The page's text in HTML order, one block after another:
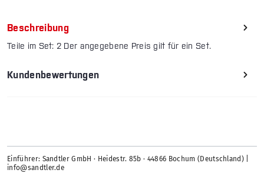
Beschreibung
Teile im Set: 2 Der angegebene Preis gilt für ein Set.
Kundenbewertungen
Einführer: Sandtler GmbH · Heidestr. 85b · 44866 Bochum (Deutschland) |
info@sandtler.de